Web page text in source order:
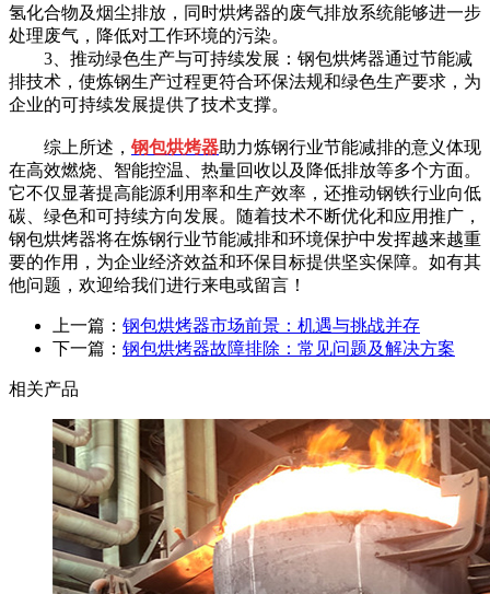
氢化合物及烟尘排放，同时烘烤器的废气排放系统能够进一步
处理废气，降低对工作环境的污染。
3、推动绿色生产与可持续发展：钢包烘烤器通过节能减
排技术，使炼钢生产过程更符合环保法规和绿色生产要求，为
企业的可持续发展提供了技术支撑。
综上所述， 钢包烘烤器助力炼钢行业节能减排的意义体现
在高效燃烧、智能控温、热量回收以及降低排放等多个方面。
它不仅显著提高能源利用率和生产效率，还推动钢铁行业向低
碳、绿色和可持续方向发展。随着技术不断优化和应用推广，
钢包烘烤器将在炼钢行业节能减排和环境保护中发挥越来越重
要的作用，为企业经济效益和环保目标提供坚实保障。如有其
他问题，欢迎给我们进行来电或留言！
上一篇： 钢包烘烤器市场前景：机遇与挑战并存
下一篇： 钢包烘烤器故障排除：常见问题及解决方案
相关产品